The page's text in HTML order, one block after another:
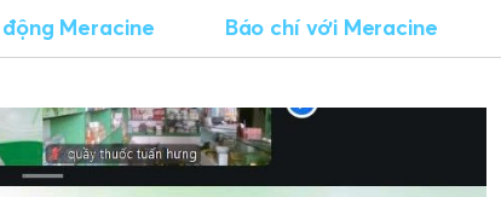
Meracine Báo chí với Meracine